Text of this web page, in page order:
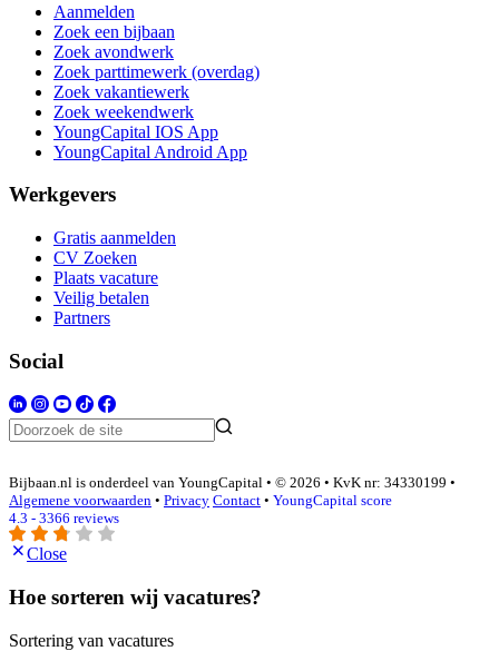
Aanmelden
Zoek een bijbaan
Zoek avondwerk
Zoek parttimewerk (overdag)
Zoek vakantiewerk
Zoek weekendwerk
YoungCapital IOS App
YoungCapital Android App
Werkgevers
Gratis aanmelden
CV Zoeken
Plaats vacature
Veilig betalen
Partners
Social
Bijbaan.nl is onderdeel van YoungCapital • © 2026 • KvK nr: 34330199 •
Algemene voorwaarden • Privacy Contact • YoungCapital score
4.3 - 3366 reviews
Close
Hoe sorteren wij vacatures?
Sortering van vacatures